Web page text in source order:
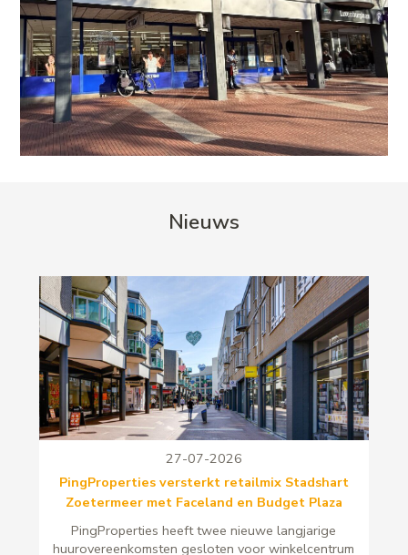
Nieuws
27-07-2026
PingProperties versterkt retailmix Stadshart
Zoetermeer met Faceland en Budget Plaza
PingProperties heeft twee nieuwe langjarige
huurovereenkomsten gesloten voor winkelcentrum